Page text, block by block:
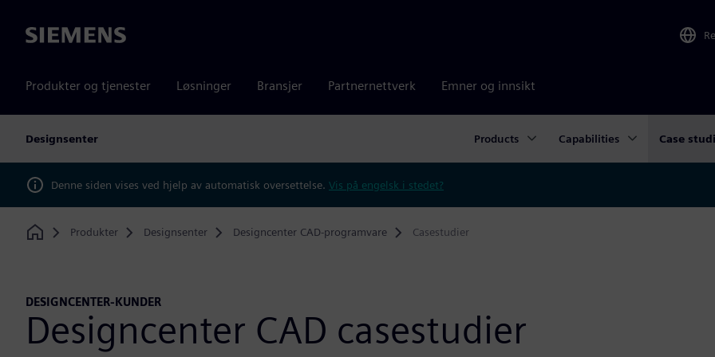
Siemens
Produkter og tjenester Løsninger Bransjer Partnernettverk Emner og innsikt
Designsenter Products Capabilities Case
Denne siden vises ved hjelp av automatisk oversettelse. Vis på engelsk i stedet?
Home
Produkter Designsenter Designcenter CAD-programvare Casestudier
DESIGNCENTER-KUNDER
Designcenter CAD casestudier